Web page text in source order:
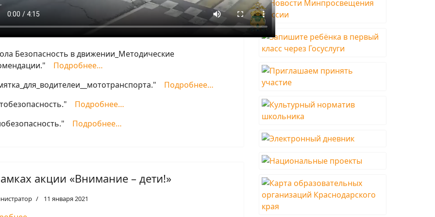
Безопасность в движении_Методические
Подробнее…
Подробнее…
Подробнее…
Подробнее…
акции «Внимание – дети!»
11 января 2021